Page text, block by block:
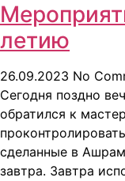
летию
26.09.2023 No
Сегодня поздно
обратился к
сделанные в
завтра. Завтра